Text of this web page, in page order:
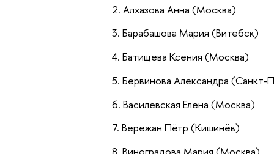
Алхазова Анна (Москва)
Барабашова Мария (Витебск)
Батищева Ксения (Москва)
Бервинова Александра (Санкт-
Василевская Елена (Москва)
Вережан Пётр (Кишинёв)